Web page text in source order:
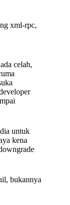
xml-rpc,
celah,
untuk
kena
bukannya